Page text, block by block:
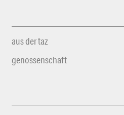
aus der taz
genossenschaft